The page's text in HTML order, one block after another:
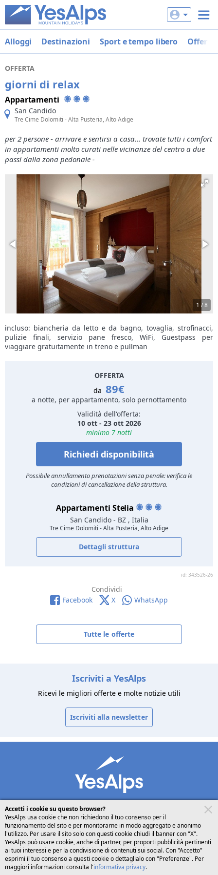
Alloggi Destinazioni Sport e tempo libero Offerte
OFFERTA
giorni di relax
Appartamenti
San Candido
Tre Cime Dolomiti - Alta Pusteria, Alto Adige
per 2 persone - arrivare e sentirsi a casa... trovate tutti i comfort
in appartamenti molto curati nelle vicinanze del centro a due
passi dalla zona pedonale -
1 /8
incluso: biancheria da letto e da bagno, tovaglia, strofinacci,
pulizie finali, servizio pane fresco, WiFi, Guestpass per
viaggiare gratuitamente in treno e pullman
OFFERTA
da 89€
a notte, per appartamento, solo pernottamento
Validità dell'offerta:
10 ott - 23 ott 2026
minimo 7 notti
Richiedi disponibilità
Possibile annullamento prenotazioni senza penale: verifica le
condizioni di cancellazione della struttura.
Appartamenti Stelia
San Candido - BZ , Italia
Tre Cime Dolomiti - Alta Pusteria, Alto Adige
Dettagli struttura
id: 343526-26
Condividi
Facebook
X WhatsApp
Tutte le offerte
Iscriviti a YesAlps
Ricevi le migliori offerte e molte notizie utili
Iscriviti alla newsletter
desktop seguici su condividi
Italiano
Accetti i cookie su questo browser?
YesAlps usa cookie che non richiedono il tuo consenso per il
funzionamento del sito e per monitorarne in modo aggregato e anonimo
l'utilizzo. Per usare il sito solo con questi cookie chiudi il banner con "X".
YesAlps può usare cookie, anche di partner, per proporti pubblicità pertinenti
ai tuoi interessi e per la condivisione di contenuti sui social. Con "Accetto"
esprimi il tuo consenso a questi cookie o dettaglialo con "Preferenze". Per
maggiori informazioni consulta l'informativa privacy.